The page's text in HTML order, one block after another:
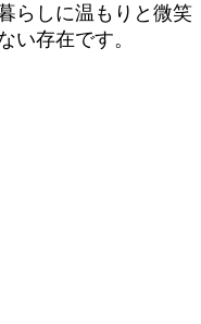
らしに温もりと微笑
い存在です。